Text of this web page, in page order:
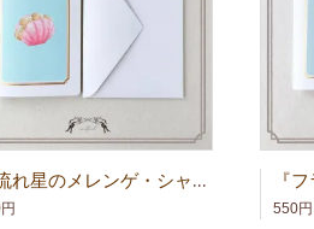
『流れ星のメレンゲ・シャンティ』グリーティングカード
550円